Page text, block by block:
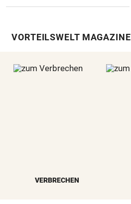
VORTEILSWELT MAGAZINE
VERBRECHEN